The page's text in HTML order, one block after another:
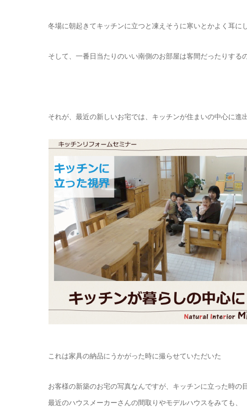
冬場に朝起きてキッチンに立つと凍えそうに寒いとかよく耳にし
そして、一番日当たりのいい南側のお部屋は客間だったりする
それが、最近の新しいお宅では、キッチンが住まいの中心に進
これは家具の納品にうかがった時に撮らせていただいた
お客様の新築のお宅の写真なんですが、キッチンに立った時の
最近のハウスメーカーさんの間取りやモデルハウスをみても、